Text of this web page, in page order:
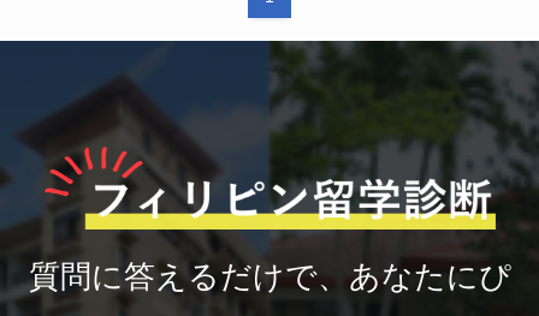
質問に答えるだけで、あなたにぴ